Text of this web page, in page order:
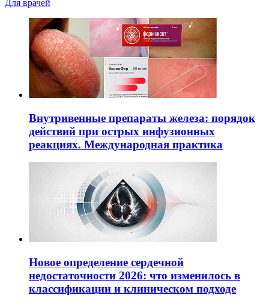
Для врачей
Внутривенные препараты железа: порядок
действий при острых инфузионных
реакциях. Международная практика
Новое определение сердечной
недостаточности 2026: что изменилось в
классификации и клиническом подходе